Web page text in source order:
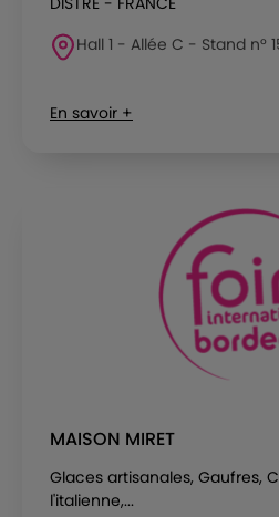
Hall 1 - Allée C - Stand n°
En savoir +
MAISON MIRET
Glaces artisanales, Gaufres,
l'italienne,...